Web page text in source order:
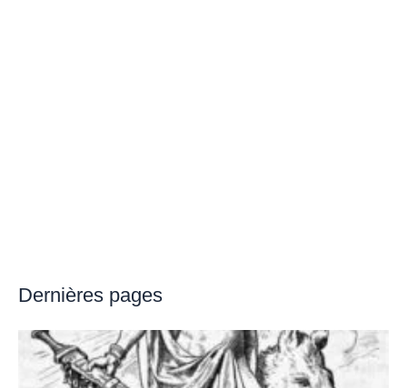
Dernières pages